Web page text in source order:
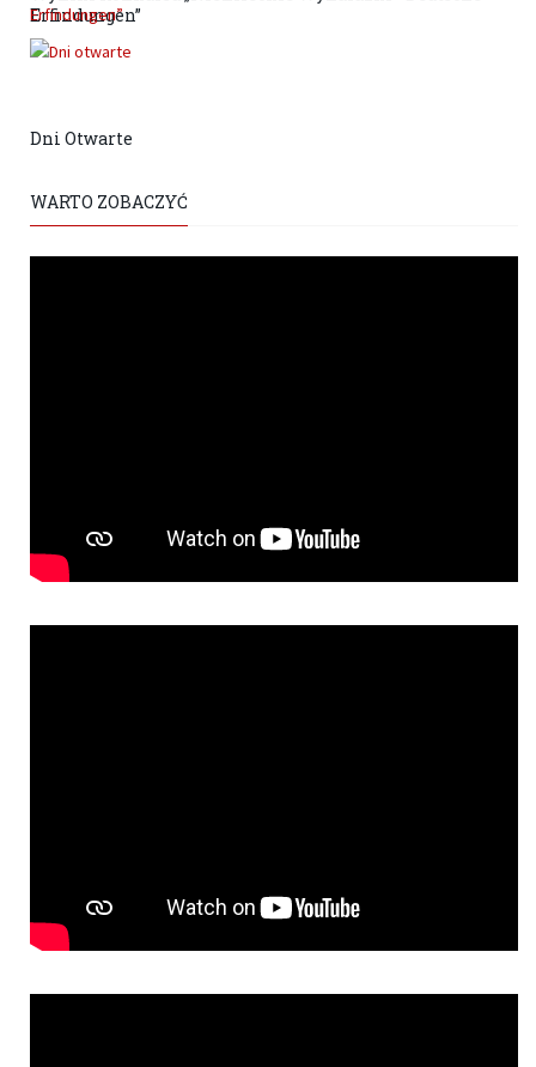
Erfindungen”
Dni Otwarte
WARTO ZOBACZYĆ